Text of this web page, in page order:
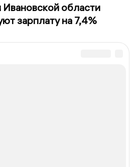
области
зарплату на 7,4%